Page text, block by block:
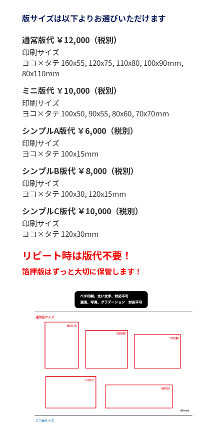
版サイズは以下よりお選びいただけます
通常版代 ￥12,000（税別）
印刷サイズ
ヨコ×タテ 160x55, 120x75, 110x80, 100x90mm,
80x110mm
ミニ版代 ￥10,000（税別）
印刷サイズ
ヨコ×タテ 100x50, 90x55, 80x60, 70x70mm
シンプルA版代 ￥6,000（税別）
印刷サイズ
ヨコ×タテ 100x15mm
シンプルB版代 ￥8,000（税別）
印刷サイズ
ヨコ×タテ 100x30, 120x15mm
シンプルC版代 ￥10,000（税別）
印刷サイズ
ヨコ×タテ 120x30mm
リピート時は版代不要！
箔押版はずっと大切に保管します！